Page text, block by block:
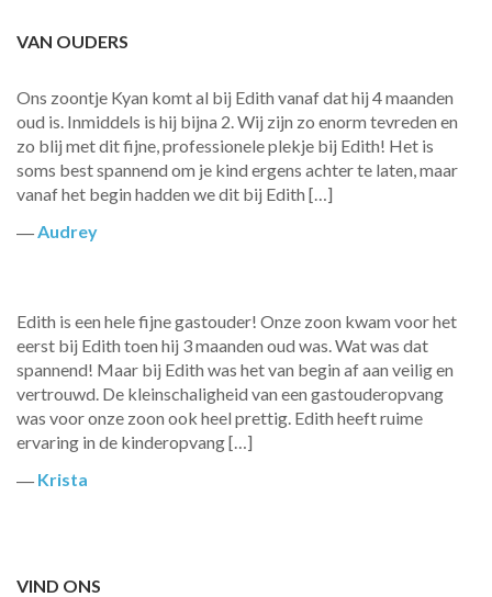
VAN OUDERS
Ons zoontje Kyan komt al bij Edith vanaf dat hij 4 maanden
oud is. Inmiddels is hij bijna 2. Wij zijn zo enorm tevreden en
zo blij met dit fijne, professionele plekje bij Edith! Het is
soms best spannend om je kind ergens achter te laten, maar
vanaf het begin hadden we dit bij Edith […]
― Audrey
Edith is een hele fijne gastouder! Onze zoon kwam voor het
eerst bij Edith toen hij 3 maanden oud was. Wat was dat
spannend! Maar bij Edith was het van begin af aan veilig en
vertrouwd. De kleinschaligheid van een gastouderopvang
was voor onze zoon ook heel prettig. Edith heeft ruime
ervaring in de kinderopvang […]
― Krista
VIND ONS